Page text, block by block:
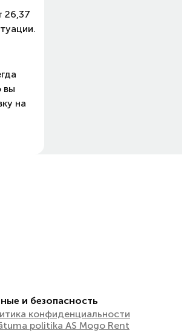
26,37
вы
на
и безопасность
конфиденциальности
politika AS Mogo Rent